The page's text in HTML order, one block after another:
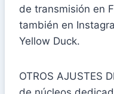
de transmisión en
también en
Yellow Duck.
OTROS AJUSTES